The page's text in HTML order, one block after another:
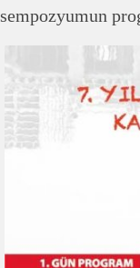
sempozyumun